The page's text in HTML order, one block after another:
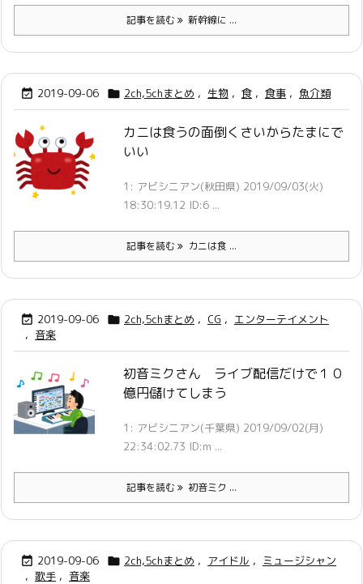
記事を読む 新幹線に ...
 2019-09-06  2ch,5chまとめ , 生物 , 食 , 食事 , 魚介類
カニは食うの面倒くさいからたまにで
いい
1: アビシニアン(秋田県) 2019/09/03(火)
18:30:19.12 ID:6 ...
記事を読む カニは食 ...
 2019-09-06  2ch,5chまとめ , CG , エンターテイメント
, 音楽
初音ミクさん ライブ配信だけで１０
億円儲けてしまう
1: アビシニアン(千葉県) 2019/09/02(月)
22:34:02.73 ID:m ...
記事を読む 初音ミク ...
 2019-09-06  2ch,5chまとめ , アイドル , ミュージシャン
, 歌手 , 音楽